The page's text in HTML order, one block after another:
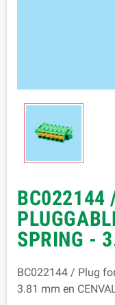
BC022144
SPRING -
BC022144 / Plug
3.81 mm en